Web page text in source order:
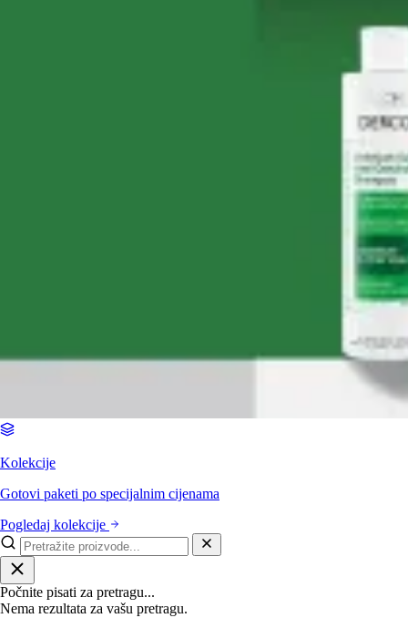
Kolekcije
Gotovi paketi po specijalnim cijenama
Pogledaj kolekcije
Počnite pisati za pretragu...
Nema rezultata za vašu pretragu.